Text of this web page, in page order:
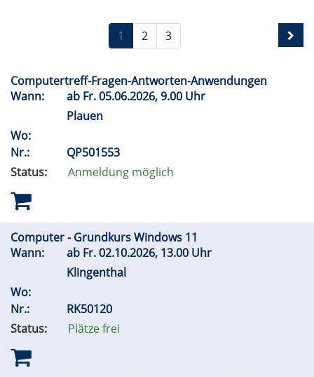
1 2 3
Computertreff-Fragen-Antworten-Anwendungen
Wann:
ab Fr.05.06.2026, 9.00 Uhr
Plauen
Wo:
Nr.:
QP501553
Status:
Anmeldung möglich
Computer - Grundkurs Windows 11
Wann:
ab Fr.02.10.2026, 13.00 Uhr
Klingenthal
Wo:
Nr.:
RK50120
Status:
Plätze frei